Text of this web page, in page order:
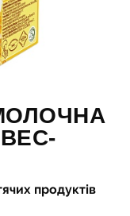
продуктів